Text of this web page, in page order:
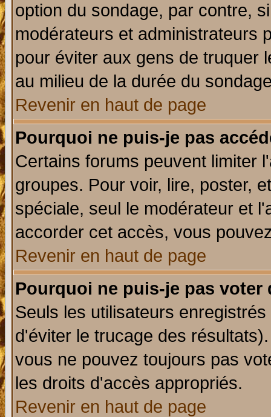
option du sondage, par contre,
modérateurs et administrateurs
pour éviter aux gens de truquer
au milieu de la durée du
Revenir en haut de page
Pourquoi ne puis-je pas
Certains forums peuvent limiter
groupes. Pour voir, lire, poster,
spéciale, seul le modérateur et
accorder cet accès, vous
Revenir en haut de page
Pourquoi ne puis-je pas voter
Seuls les utilisateurs
d'éviter le trucage des
vous ne pouvez toujours pas
les droits d'accès appropriés.
Revenir en haut de page